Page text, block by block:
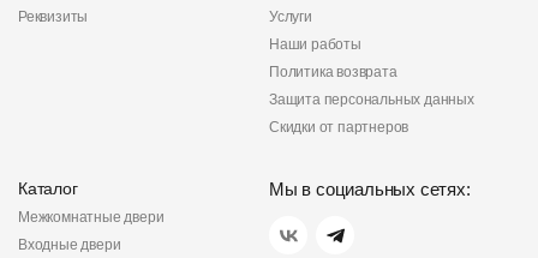
Реквизиты
Услуги
Наши работы
Политика возврата
Защита персональных данных
Скидки от партнеров
Каталог
Межкомнатные двери
Входные двери
Мы в социальных сетях: